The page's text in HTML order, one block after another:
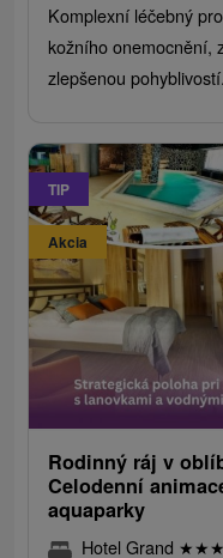
Komplexní léčebný
kožního onemocnění,
zlepšenou pohyblivostí.
TIP
Akcia
Rodinný ráj v
Celodenní
aquaparky
Hotel Grand ★★★